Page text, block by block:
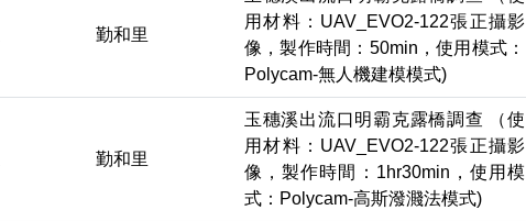
勤和里
用材料：UAV_EVO2-122張正攝影
像，製作時間：50min，使用模式：
Polycam-無人機建模模式)
勤和里
玉穗溪出流口明霸克露橋調查 （使
用材料：UAV_EVO2-122張正攝影
像，製作時間：1hr30min，使用模
式：Polycam-高斯潑濺法模式)